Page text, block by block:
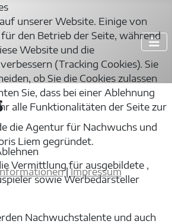
die Agentur für Nachwuchs und
Liem gegründet.
Vermittlung für ausgebildete ,
sowie Werbedarsteller
Nachwuchstalente und auch
unserer Website. Einige von
für den Betrieb der Seite, während
Website und die
(Tracking Cookies). Sie
ob Sie die Cookies zulassen
Sie, dass bei einer Ablehnung
alle Funktionalitäten der Seite zur
|Impressum